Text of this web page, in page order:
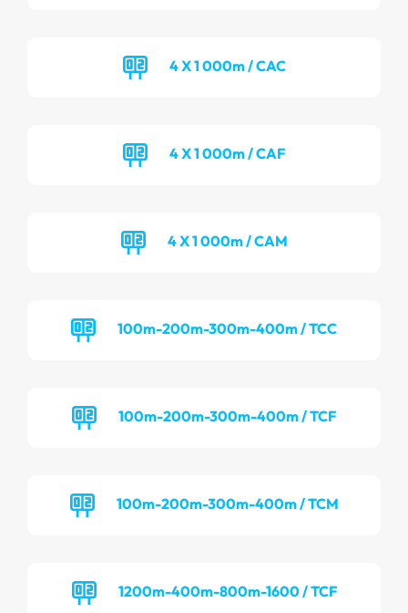
4 X 1 000m / CAC
4 X 1 000m / CAF
4 X 1 000m / CAM
100m-200m-300m-400m / TCC
100m-200m-300m-400m / TCF
100m-200m-300m-400m / TCM
1200m-400m-800m-1600 / TCF